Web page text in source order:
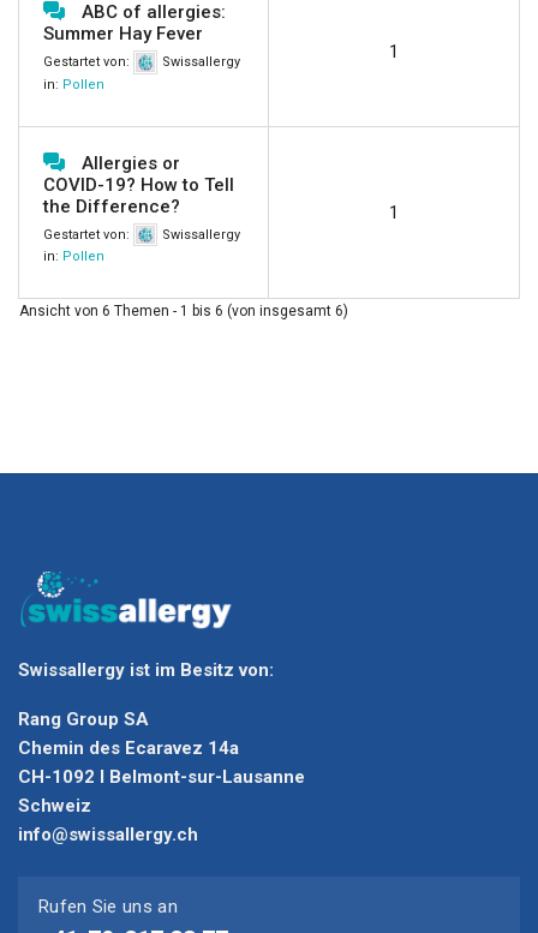
ABC of allergies:
Summer Hay Fever
Gestartet von:
Swissallergy
in: Pollen
1
Allergies or
COVID-19? How to Tell
the Difference?
Gestartet von:
Swissallergy
in: Pollen
1
Ansicht von 6 Themen - 1 bis 6 (von insgesamt 6)
Swissallergy ist im Besitz von:
Rang Group SA
Chemin des Ecaravez 14a
CH-1092 I Belmont-sur-Lausanne
Schweiz
info@swissallergy.ch
Rufen Sie uns an